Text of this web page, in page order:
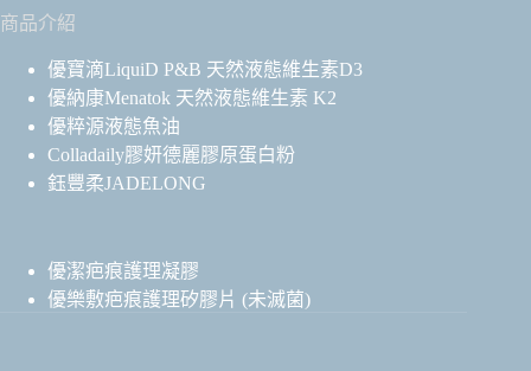
商品介紹
優寶滴LiquiD P&B 天然液態維生素D3
優納康Menatok 天然液態維生素 K2
優粹源液態魚油
Colladaily膠妍德麗膠原蛋白粉
鈺豐柔JADELONG
優潔疤痕護理凝膠
優樂敷疤痕護理矽膠片 (未滅菌)